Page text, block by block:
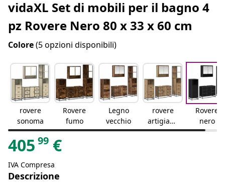
vidaXL Set di mobili per il bagno 4
pz Rovere Nero 80 x 33 x 60 cm
Colore(5 opzioni disponibili)
rovere
sonoma
Rovere
fumo
Legno
vecchio
rovere
artigiana
le
Rovere
nero
405 99 €
IVA Compresa
Descrizione